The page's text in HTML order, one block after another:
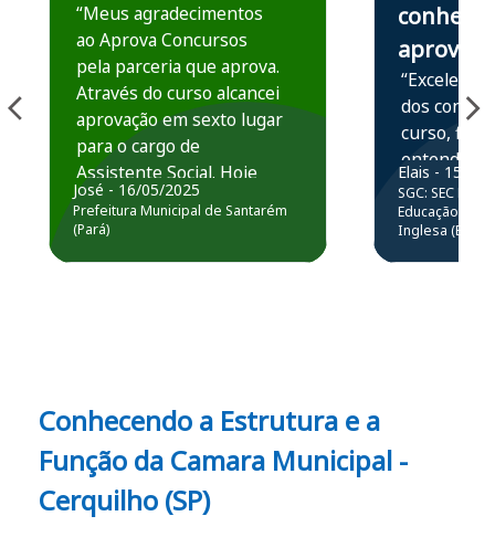
“Meus agradecimentos
ao Aprova Concursos
pela parceria que aprova.
Através do curso alcancei
aprovação em sexto lugar
para o cargo de
Assistente Social. Hoje
estou atuando na
Prefeitura de Santarém.
José - 16/05/2025
Prefeitura Municipal de Santarém
(Pará)
conhece,
aprova
“Excelente
dos
curso,
entender e
prática
resolução
questões.”
Elais - 15/07/
SGC: SEC BA
Educação
Inglesa (Edital
Conhecendo a Estrutura e a
Função da Camara Municipal -
Cerquilho (SP)